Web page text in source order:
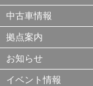
中古車情報
拠点案内
お知らせ
イベント情報